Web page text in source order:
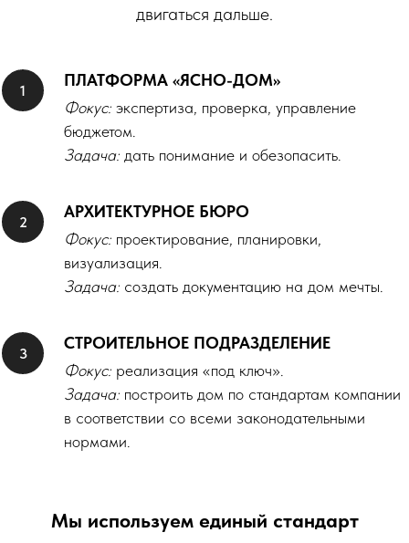
двигаться дальше.
ПЛАТФОРМА «ЯСНО-ДОМ»
Фокус: экспертиза, проверка, управление
бюджетом.
Задача: дать понимание и обезопасить.
АРХИТЕКТУРНОЕ БЮРО
Фокус: проектирование, планировки,
визуализация.
Задача: создать документацию на дом мечты.
СТРОИТЕЛЬНОЕ ПОДРАЗДЕЛЕНИЕ
Фокус: реализация «под ключ».
Задача: построить дом по стандартам компании
в соответствии со всеми законодательными
нормами.
Мы используем единый стандарт